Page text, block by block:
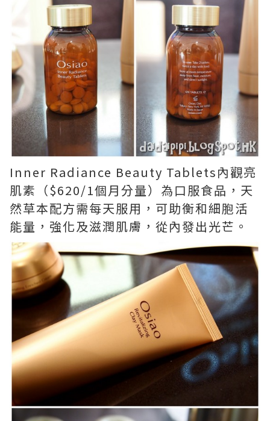
Inner Radiance Beauty Tablets內觀亮
肌素（$620/1個月分量）為口服食品，天
然草本配方需每天服用，可助衡和細胞活
能量，強化及滋潤肌膚，從內發出光芒。